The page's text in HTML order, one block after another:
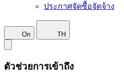
ประกาศจัดซื้อจัดจ้าง
On TH
ตัวช่วยการเข้าถึง